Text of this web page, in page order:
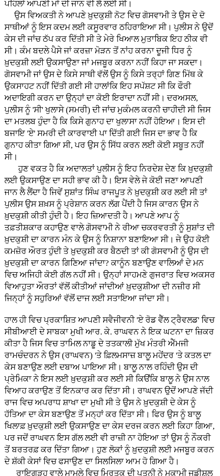
ਪਹਿਲਾਂ ਆਪਣੀ ਮਾਂ ਦੀ ਜਾਨ ਵੀ ਲੈ ਲਈ ਸੀ।
ਉਸ ਵਿਅਕਤੀ ਨੇ ਆਪਣੇ ਖ਼ੁਦਕੁਸ਼ੀ ਨੋਟ ਵਿਚ ਗੋਸਵਾਮੀ ਤੇ ਉਸ ਦੇ ਦੋ
ਸਾਥੀਆਂ ਨੂੰ ਇਸ ਕਦਮ ਲਈ ਕਸੂਰਵਾਰ ਠਹਿਰਾਇਆ ਸੀ। ਪੁਲੀਸ ਨੇ ਉਦੋਂ
ਕੇਸ ਦੀ ਜਾਂਚ ਠੱਪ ਕਰ ਦਿੱਤੀ ਸੀ ਤੇ ਮੇਰੇ ਖਿਆਲ ਮੁਤਾਬਿਕ ਇਹ ਠੀਕ ਵੀ
ਸੀ। ਕੰਮ ਬਦਲੇ ਪੈਸੇ ਜਾਂ ਕਰਜ਼ਾ ਮੋੜਨ ਤੋਂ ਨਾਂਹ ਕਰਨਾ ਦੂਜੀ ਧਿਰ ਨੂੰ
ਖ਼ੁਦਕੁਸ਼ੀ ਲਈ ਉਕਸਾਉਣਾ ਜਾਂ ਮਜਬੂਰ ਕਰਨਾ ਨਹੀਂ ਕਿਹਾ ਜਾ ਸਕਦਾ।
ਗੋਸਵਾਮੀ ਜਾਂ ਉਸ ਦੇ ਕਿਸੇ ਸਾਥੀ ਵੱਲੋਂ ਉਸ ਨੂੰ ਕਿਸੇ ਤਰ੍ਹਾਂ ਗਿਣ ਮਿੱਥ ਕੇ
ਉਕਸਾਹਟ ਨਹੀਂ ਦਿੱਤੀ ਗਈ ਸੀ ਹਾਲਾਂਕਿ ਇਹ ਸਪੱਸ਼ਟ ਸੀ ਕਿ ਫੌਰੀ
ਅਦਾਇਗੀ ਕਰਨ ਦਾ ਉਨ੍ਹਾਂ ਦਾ ਕੋਈ ਇਰਾਦਾ ਨਹੀਂ ਸੀ। ਦਰਅਸਲ,
ਪੁਲੀਸ ਨੂੰ 'ਸੀ' ਖੁਲਾਸੇ (ਸਮਰੀ) ਦੀ ਜਾਂਚ ਮੁਕੰਮਲ ਕਰਨੀ ਚਾਹੀਦੀ ਸੀ ਜਿਸ
ਦਾ ਮਤਲਬ ਹੁੰਦਾ ਹੈ ਕਿ ਕਿਸੇ ਗੁਨਾਹ ਦਾ ਖੁਲਾਸਾ ਨਹੀਂ ਹੋਇਆ। ਇਸ ਦੀ
ਬਜਾਇ 'ਏ' ਸਮਰੀ ਦੀ ਕਾਰਵਾਈ ਪਾ ਦਿੱਤੀ ਗਈ ਜਿਸ ਦਾ ਭਾਵ ਹੈ ਕਿ
ਗੁਨਾਹ ਕੀਤਾ ਗਿਆ ਸੀ, ਪਰ ਉਸ ਨੂੰ ਸਿੱਧ ਕਰਨ ਲਈ ਕੋਈ ਸਬੂਤ ਨਹੀਂ
ਸੀ।
ਹੁਣ ਵਕਤ ਹੈ ਕਿ ਅਦਾਲਤਾਂ ਪੁਲੀਸ ਨੂੰ ਇਹ ਨਿਰਦੇਸ਼ ਦੇਣ ਕਿ ਖ਼ੁਦਕੁਸ਼ੀ
ਲਈ ਉਕਸਾਉਣ ਦਾ ਸਹੀ ਭਾਵ ਕੀ ਹੈ। ਇਸ ਵੇਲੇ ਜੇ ਕੋਈ ਜਣਾ ਆਪਣੀ
ਜਾਨ ਲੈ ਲੈਂਦਾ ਹੈ ਜਿਵੇਂ ਸੁਸ਼ਾਂਤ ਸਿੰਘ ਰਾਜਪੂਤ ਨੇ ਖ਼ੁਦਕੁਸ਼ੀ ਕਰ ਲਈ ਸੀ ਤਾਂ
ਪੁਲੀਸ ਉਸ ਸ਼ਖ਼ਸ ਨੂੰ ਪ੍ਰੇਸ਼ਾਨ ਕਰਨ ਲੱਗ ਪੈਂਦੀ ਹੈ ਜਿਸ ਕਾਰਨ ਉਸ ਨੇ
ਖ਼ੁਦਕੁਸ਼ੀ ਕੀਤੀ ਹੁੰਦੀ ਹੈ। ਇਹ ਜ਼ਿਆਦਤੀ ਹੈ। ਆਪਣੇ ਆਪ ਨੂੰ
ਤਫ਼ਤੀਸ਼ਕਾਰ ਕਹਾਉਣ ਵਾਲੇ ਗੋਸਵਾਮੀ ਨੇ ਰੀਆ ਚਕਰਵਰਤੀ ਨੂੰ ਸੁਸ਼ਾਂਤ ਦੀ
ਖ਼ੁਦਕੁਸ਼ੀ ਦਾ ਕਾਰਨ ਮੰਨ ਕੇ ਉਸ ਨੂੰ ਨਿਸ਼ਾਨਾ ਬਣਾਇਆ ਸੀ। ਜੇ ਉਹ ਕੋਈ
ਕਮਜ਼ੋਰ ਔਰਤ ਹੁੰਦੀ ਤੇ ਖ਼ੁਦਕੁਸ਼ੀ ਕਰ ਬੈਠਦੀ ਤਾਂ ਕੀ ਗੋਸਵਾਮੀ ਨੂੰ ਉਸ ਦੀ
ਖ਼ੁਦਕੁਸ਼ੀ ਦਾ ਕਾਰਨ ਗਿਣਿਆ ਜਾਂਦਾ? ਕਾਨੂੰਨ ਬਣਾਉਣ ਵਾਲਿਆਂ ਦੇ ਮਨ
ਵਿਚ ਅਜਿਹੀ ਕੋਈ ਗੱਲ ਨਹੀਂ ਸੀ। ਉਨ੍ਹਾਂ ਸਾਹਮਣੇ ਗੁਜਰਾਤ ਵਿਚ ਅਕਸਰ
ਵਿਆਹੁਤਾ ਔਰਤਾਂ ਵੱਲੋਂ ਕੀਤੀਆਂ ਜਾਂਦੀਆਂ ਖ਼ੁਦਕੁਸ਼ੀਆ ਦੀ ਨਜ਼ੀਰ ਸੀ
ਜਿਨ੍ਹਾਂ ਨੂੰ ਸਹੁਰਿਆਂ ਵੱਲੋਂ ਦਾਜ ਲਈ ਸਤਾਇਆ ਜਾਂਦਾ ਸੀ।
ਹਾਲ ਹੀ ਵਿਚ ਪ੍ਰਕਾਸ਼ਿਤ ਆਪਣੀ ਸਵੈਜੀਵਨੀ 'ਏ ਰੋਡ ਵੈੱਲ ਟ੍ਰੈਵਲਡ' ਵਿਚ
ਸੀਬੀਆਈ ਦੇ ਸਾਬਕਾ ਮੁਖੀ ਆਰ. ਕੇ. ਰਾਘਵਨ ਨੇ ਇਕ ਘਟਨਾ ਦਾ ਜ਼ਿਕਰ
ਕੀਤਾ ਹੈ ਜਿਸ ਵਿਚ ਤਾਮਿਲ ਨਾਡੂ ਦੇ ਤਤਕਾਲੀ ਮੁੱਖ ਮੰਤਰੀ ਐੱਮਜੀ
ਰਾਮਚੰਦਰਨ ਨੇ ਉਸ (ਰਾਘਵਨ) 'ਤੇ ਫ਼ਿਲਮਸਾਜ਼ ਬਾਲੂ ਮਹੇਂਦਰ 'ਤੇ ਕਤਲ ਦਾ
ਕੇਸ ਬਣਾਉਣ ਲਈ ਦਬਾਅ ਪਾਇਆ ਸੀ। ਬਾਲੂ ਨਾਲ ਰਹਿੰਦੀ ਉਸ ਦੀ
ਪ੍ਰੇਮਿਕਾ ਨੇ ਇਸ ਲਈ ਖ਼ੁਦਕੁਸ਼ੀ ਕਰ ਲਈ ਸੀ ਕਿੳਂਂਕਿ ਬਾਲੂ ਨੇ ਉਸ ਨਾਲ
ਵਿਆਹ ਕਰਾਉਣ ਤੋਂ ਇਨਕਾਰ ਕਰ ਦਿੱਤਾ ਸੀ। ਰਾਘਵਨ ਉਦੋਂ ਆਪਣੇ ਜੱਦੀ
ਰਾਜ ਵਿਚ ਅਪਰਾਧ ਸ਼ਾਖਾ ਦਾ ਮੁਖੀ ਸੀ ਤੇ ਉਸ ਨੇ ਖ਼ੁਦਕੁਸ਼ੀ ਦੇ ਕੇਸ ਨੂੰ
ਹੱਤਿਆ ਦਾ ਕੇਸ ਬਣਾਉਣ ਤੋਂ ਮਨ੍ਹਾਂ ਕਰ ਦਿੱਤਾ ਸੀ। ਫਿਰ ਉਸ ਨੂੰ ਬਾਲੂ
ਖਿਲਾਫ਼ ਖ਼ੁਦਕੁਸ਼ੀ ਲਈ ਉਕਸਾਉਣ ਦਾ ਕੇਸ ਦਰਜ ਕਰਨ ਲਈ ਕਿਹਾ ਗਿਆ,
ਪਰ ਜਦੋਂ ਰਾਘਵਨ ਇਸ ਗੱਲ ਲਈ ਵੀ ਰਾਜ਼ੀ ਨਾ ਹੋਇਆ ਤਾਂ ਉਸ ਨੂੰ ਨੌਕਰੀ
ਤੋਂ ਬਰਤਰਫ਼ ਕਰ ਦਿੱਤਾ ਗਿਆ। ਹੁਣ ਲੋਕਾਂ ਨੂੰ ਖ਼ੁਦਕੁਸ਼ੀ ਲਈ ਮਜਬੂਰ ਕਰਨ
ਦੇ ਸ਼ੱਕੀ ਕੇਸਾਂ ਵਿਚ ਫਸਾਉਣ ਦਾ ਸਿਲਸਿਲਾ ਆਮ ਹੋ ਗਿਆ ਹੈ।
ਰਾਇਗੜ੍ਹ ਵਾਲੇ ਮਾਮਲੇ ਵਿਚ ਮ੍ਰਿਤਕ ਦੀ ਪਤਨੀ ਨੇ ਮੁਕਾਮੀ ਜੁਡੀਸ਼ਲ